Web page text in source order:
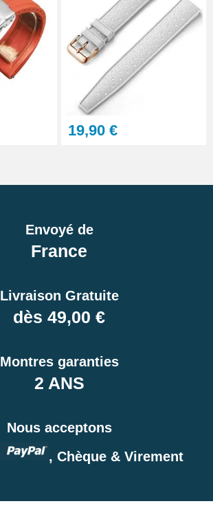
19,90 €
Envoyé de
France
Livraison Gratuite
dès 49,00 €
Montres garanties
2 ANS
Nous acceptons
, Chèque & Virement